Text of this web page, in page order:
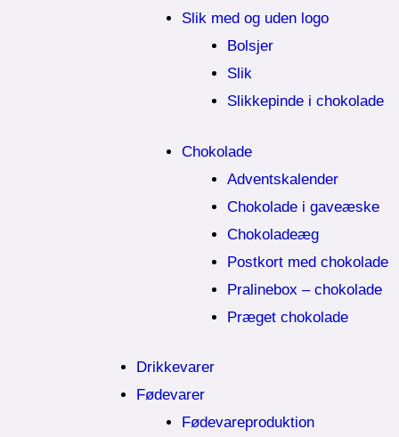
Slik med og uden logo
Bolsjer
Slik
Slikkepinde i chokolade
Chokolade
Adventskalender
Chokolade i gaveæske
Chokoladeæg
Postkort med chokolade
Pralinebox – chokolade
Præget chokolade
Drikkevarer
Fødevarer
Fødevareproduktion